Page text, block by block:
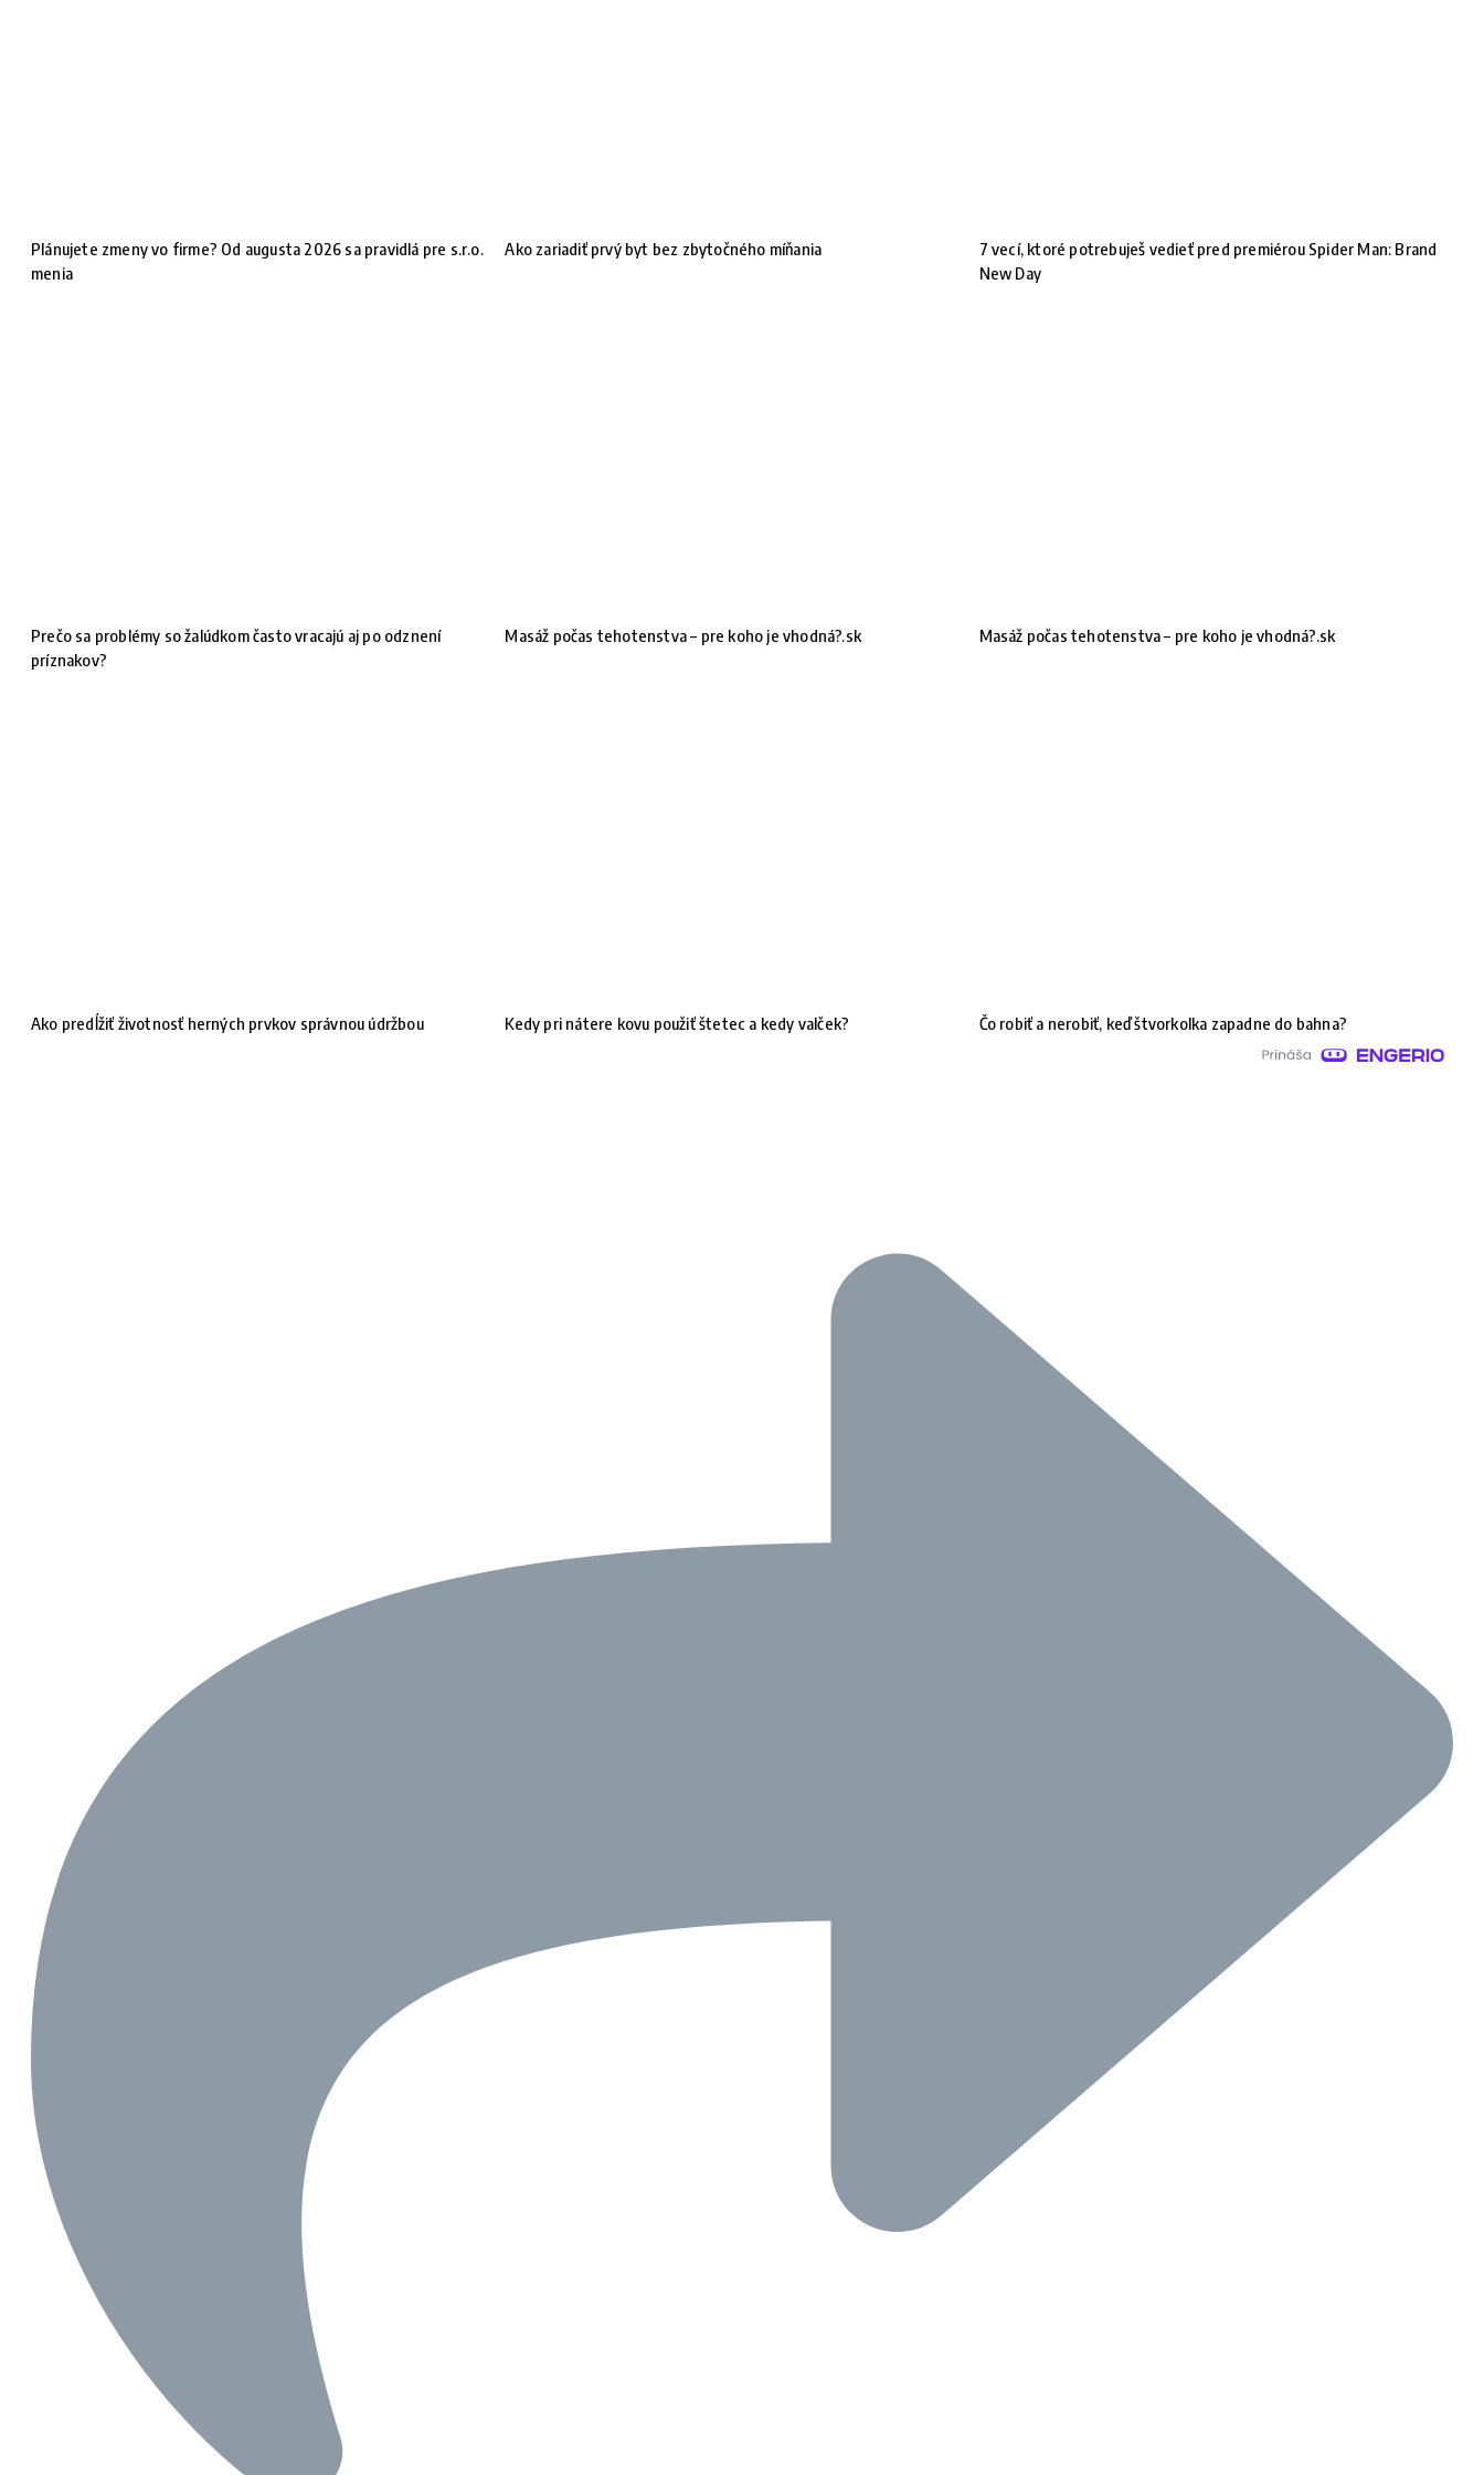
Plánujete zmeny vo firme? Od augusta 2026 sa pravidlá pre s.r.o.
menia
Ako zariadiť prvý byt bez zbytočného míňania
7 vecí, ktoré potrebuješ vedieť pred premiérou Spider Man: Brand
New Day
Prečo sa problémy so žalúdkom často vracajú aj po odznení
príznakov?
Masáž počas tehotenstva – pre koho je vhodná?.sk Masáž počas tehotenstva – pre koho je vhodná?.sk
Ako predĺžiť životnosť herných prvkov správnou údržbou Kedy pri nátere kovu použiť štetec a kedy valček? Čo robiť a nerobiť, keď štvorkolka zapadne do bahna?